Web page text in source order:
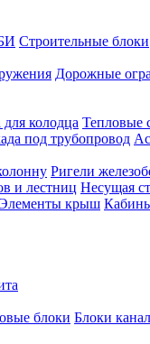
Строительные блоки
Дорожные
колодца Тепловые
под трубопровод
Ригели
и лестниц Несущая
крыш
блоки Блоки